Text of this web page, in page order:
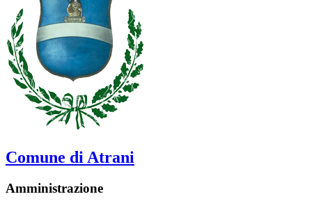
Comune di Atrani
Amministrazione